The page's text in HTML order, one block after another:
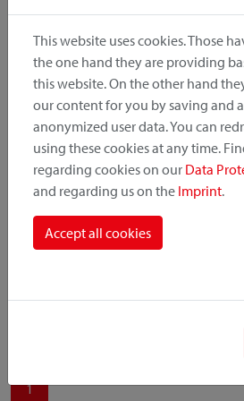
produit, le point de montage et le
Catégorie de produit
Position de montage
Système de fixation
1
This website uses cookies. Those
the one hand they are providing
this website. On the other hand
our content for you by saving and
anonymized user data. You can
using these cookies at any time.
regarding cookies on our Data
and regarding us on the Imprint.
Accept all cookies